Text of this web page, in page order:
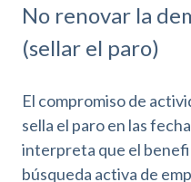
No renovar la
(sellar el paro)
El compromiso de
sella el paro en las
interpreta que el
búsqueda activa de